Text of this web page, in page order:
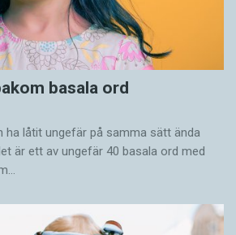
basala ord
ha låtit ungefär på samma sätt ända
är ett av ungefär 40 basala ord med